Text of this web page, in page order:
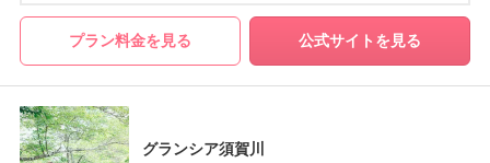
プラン料金を見る 公式サイトを見る
グランシア須賀川